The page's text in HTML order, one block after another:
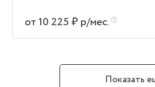
от 10 225 ₽ р/мес.
Показать